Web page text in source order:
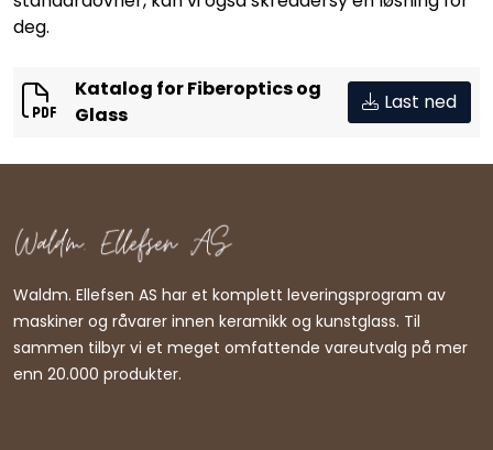
deg.
Katalog for Fiberoptics og
Glass
Last ned
Waldm. Ellefsen AS har et komplett leveringsprogram av
maskiner og råvarer innen keramikk og kunstglass. Til
sammen tilbyr vi et meget omfattende vareutvalg på mer
enn 20.000 produkter.
Glass
Bøker